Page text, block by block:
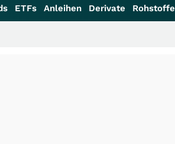
ETFs Anleihen Derivate Rohstoffe